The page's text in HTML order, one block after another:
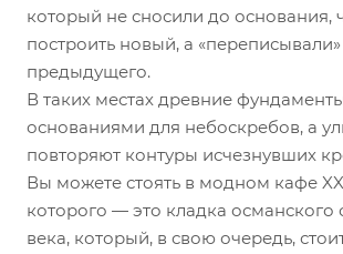
который не сносили до основания,
построить новый, а
предыдущего.
В таких местах древние
основаниями для небоскребов, а
повторяют контуры исчезнувших
Вы можете стоять в модном кафе
которого — это кладка османского
века, который, в свою очередь,